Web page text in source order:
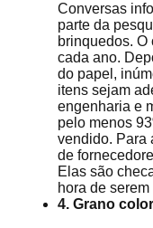
Conversas
parte da
brinquedos. O
cada ano.
do papel,
itens sejam
engenharia e
pelo menos
vendido. Para
de
Elas são
hora de
4. Grano